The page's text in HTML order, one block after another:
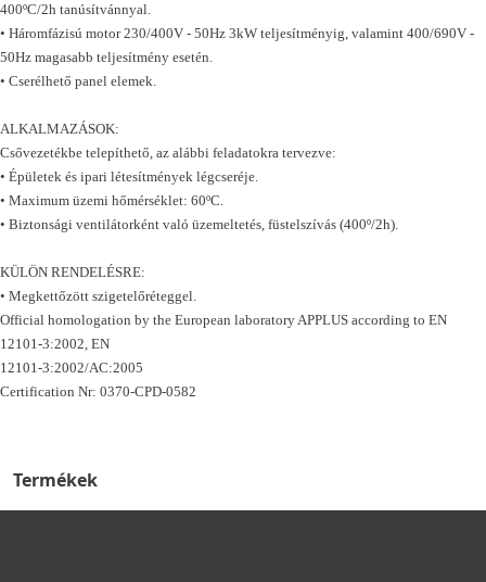
400ºC/2h tanúsítvánnyal.
• Háromfázisú motor 230/400V - 50Hz 3kW teljesítményig, valamint 400/690V -
50Hz magasabb teljesítmény esetén.
• Cserélhető panel elemek.
ALKALMAZÁSOK:
Csővezetékbe telepíthető, az alábbi feladatokra tervezve:
• Épületek és ipari létesítmények légcseréje.
• Maximum üzemi hőmérséklet: 60ºC.
• Biztonsági ventilátorként való üzemeltetés, füstelszívás (400º/2h).
KÜLÖN RENDELÉSRE:
• Megkettőzött szigetelőréteggel.
Official homologation by the European laboratory APPLUS according to EN
12101-3:2002, EN
12101-3:2002/AC:2005
Certification Nr: 0370-CPD-0582
Termékek